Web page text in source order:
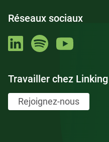
Réseaux sociaux
Travailler chez
Rejoignez-nous